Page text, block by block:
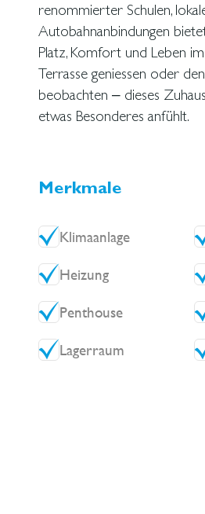
etwas Besonderes anfühlt.
Merkmale
Klimaanlage
Heizung
Penthouse
Lagerraum